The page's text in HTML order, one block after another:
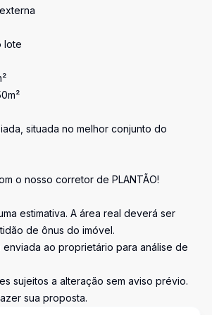
lote
situada no melhor conjunto do
o nosso corretor de PLANTÃO!
estimativa. A área real deverá ser
de ônus do imóvel.
ao proprietário para análise de
sujeitos a alteração sem aviso prévio.
sua proposta.